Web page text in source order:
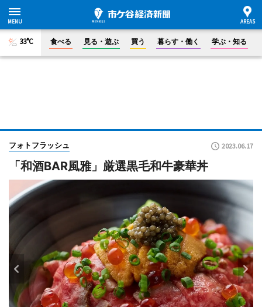
33°C 食べる 見る・遊ぶ 買う 暮らす・働く 学ぶ・知る
フォトフラッシュ 2023.06.17
「和酒BAR風雅」厳選黒毛和牛豪華丼